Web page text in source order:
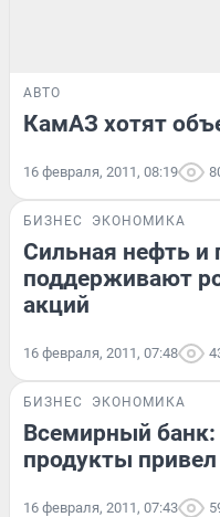
АВТО
КамАЗ хотят
16 февраля, 2011, 08:19
БИЗНЕС ЭКОНОМИКА
Сильная нефть и
поддерживают
акций
16 февраля, 2011, 07:48
БИЗНЕС ЭКОНОМИКА
Всемирный банк:
продукты
16 февраля, 2011, 07:43